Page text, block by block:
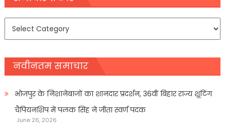
समाचार
नवीनतम समाचार
भोजपुर के निशानेबाजों का शानदार प्रदर्शन, 36वीं बिहार राज्य शूटिंग
चैंपियनशिप में पलक सिंह ने जीता स्वर्ण पदक
June 26, 2026